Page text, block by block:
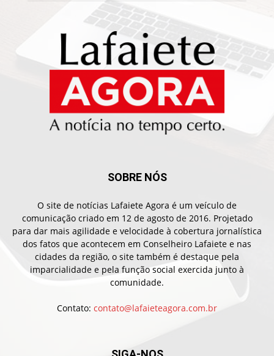
SOBRE NÓS
O site de notícias Lafaiete Agora é um veículo de
comunicação criado em 12 de agosto de 2016. Projetado
para dar mais agilidade e velocidade à cobertura jornalística
dos fatos que acontecem em Conselheiro Lafaiete e nas
cidades da região, o site também é destaque pela
imparcialidade e pela função social exercida junto à
comunidade.
Contato: contato@lafaieteagora.com.br